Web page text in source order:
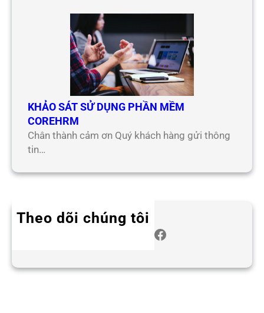
KHẢO SÁT SỬ DỤNG PHẦN MỀM
COREHRM
Chân thành cảm ơn Quý khách hàng gửi thông
tin…
Theo dõi chúng tôi
Facebook